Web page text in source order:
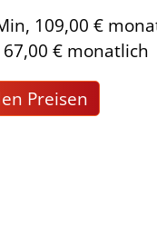
109,00 €
€ monatlich
Preisen